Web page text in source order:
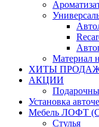
Материал
ХИТЫ
АКЦИИ
Установка
Мебель ЛОФТ
Стулья